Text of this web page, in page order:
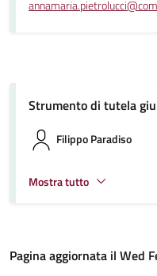
Strumento di tutela
Filippo Paradiso
Mostra tutto
Pagina aggiornata il Wed